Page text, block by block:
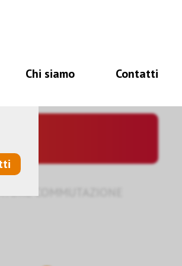
Chi siamo Contatti
COMMUTAZIONE